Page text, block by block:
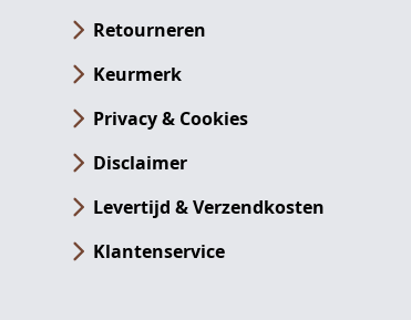
Retourneren
Keurmerk
Privacy & Cookies
Disclaimer
Levertijd & Verzendkosten
Klantenservice